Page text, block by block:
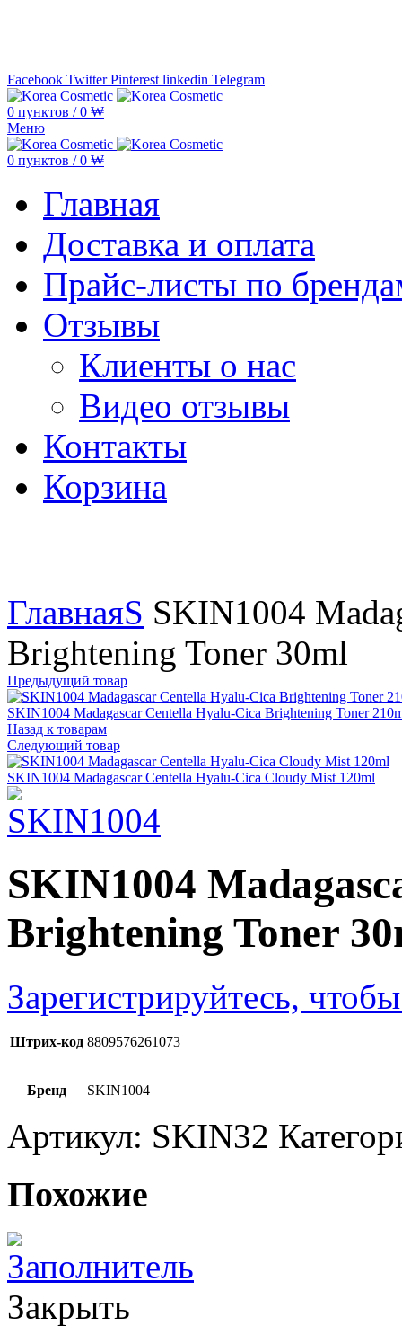
Facebook Twitter Pinterest linkedin Telegram
0 пунктов / 0 ₩
Меню
0 пунктов / 0 ₩
Главная
Доставка и оплата
Прайс-листы по
Отзывы
Клиенты о нас
Видео отзывы
Контакты
Корзина
ГлавнаяS SKIN1004
Brightening Toner 30ml
Предыдущий товар
SKIN1004 Madagascar Centella Hyalu-Cica Brightening Toner
Назад к товарам
Следующий товар
SKIN1004 Madagascar Centella Hyalu-Cica Cloudy Mist 120ml
SKIN1004
Brightening Toner
Зарегистрируйтесь,
Штрих-код 8809576261073
Бренд SKIN1004
Артикул: SKIN32
Похожие
Закрыть